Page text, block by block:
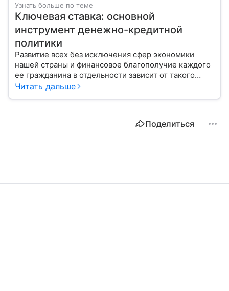
Узнать больше по теме
Ключевая ставка: основной
инструмент денежно-кредитной
политики
Развитие всех без исключения сфер экономики
нашей страны и финансовое благополучие каждого
ее гражданина в отдельности зависит от такого
показателя, как ключевая ставка. От чего зависит
Читать дальше
Поделиться